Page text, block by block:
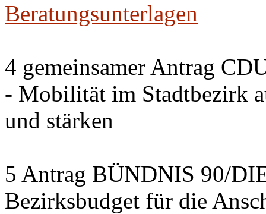
Beratungsunterlagen
4 gemeinsamer Antrag
- Mobilität im Stadtbezirk
und stärken
5 Antrag BÜNDNIS 90/
Bezirksbudget für die